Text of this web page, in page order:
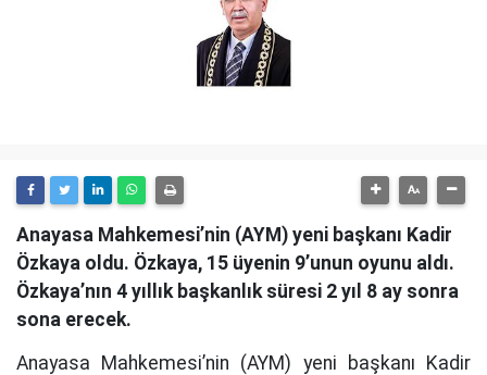
Anayasa Mahkemesi’nin (AYM) yeni başkanı Kadir
Özkaya oldu. Özkaya, 15 üyenin 9’unun oyunu aldı.
Özkaya’nın 4 yıllık başkanlık süresi 2 yıl 8 ay sonra
sona erecek.
Anayasa Mahkemesi’nin (AYM) yeni başkanı Kadir